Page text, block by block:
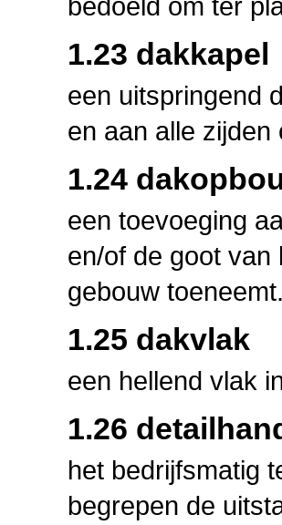
1.23 dakkapel
een uitspringend
en aan alle
1.24
een toevoeging
en/of de goot
gebouw toeneemt.
1.25 dakvlak
een hellend vlak
1.26
het bedrijfsmatig
begrepen de